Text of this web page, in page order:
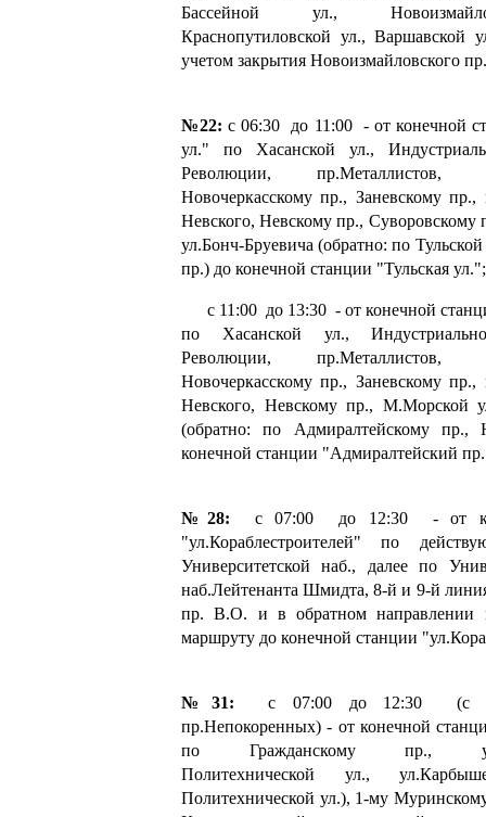
Бассейной ул.,
Краснопутиловской ул., Варшавской
учетом закрытия Новоизмайловского
№22: с 06:30 до 11:00 - от конечной
ул." по Хасанской ул.,
Революции,
Новочеркасскому пр., Заневскому пр.,
Невского, Невскому пр., Суворовскому
ул.Бонч-Бруевича (обратно: по
пр.) до конечной станции "Тульская ул.";
с 11:00 до 13:30 - от конечной
по Хасанской ул.,
Революции,
Новочеркасскому пр., Заневскому пр.,
Невского, Невскому пр., М.Морской
(обратно: по Адмиралтейскому пр.,
конечной станции "Адмиралтейский
№28: с 07:00 до 12:30 - от
"ул.Кораблестроителей" по
Университетской наб., далее по
наб.Лейтенанта Шмидта, 8-й и 9-й
пр. В.О. и в обратном направлении
маршруту до конечной станции
№31: с 07:00 до 12:30 (с
пр.Непокоренных) - от конечной
по Гражданскому пр.,
Политехнической ул.,
Политехнической ул.), 1-му